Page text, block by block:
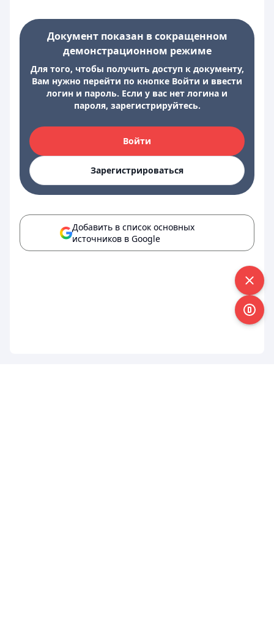
Документ показан в сокращенном
демонстрационном режиме
Для того, чтобы получить доступ к документу,
Вам нужно перейти по кнопке Войти и ввести
логин и пароль. Если у вас нет логина и
пароля, зарегистрируйтесь.
Войти
Зарегистрироваться
Добавить в список основных
источников в Google